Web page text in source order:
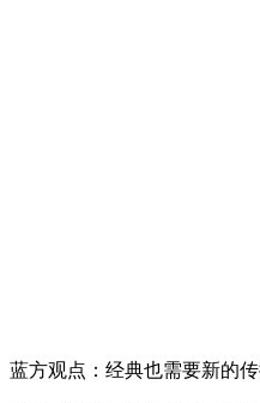
蓝方观点：经典也需要新的